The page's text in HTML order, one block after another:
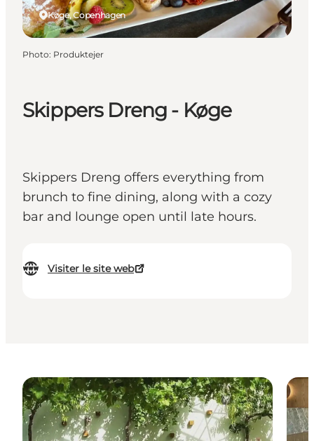
Skippers Dreng - Køge
Skippers Dreng offers everything from
brunch to fine dining, along with a cozy
bar and lounge open until late hours.
Visiter le site web
Køge, Copenhagen
Photo: Produktejer